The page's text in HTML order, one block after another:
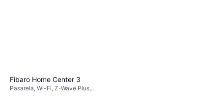
Fibaro Home Center 3
Pasarela, Wi-Fi, Z-Wave Plus,